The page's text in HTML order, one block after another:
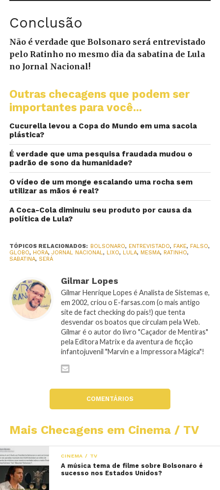
Conclusão
Não é verdade que Bolsonaro será entrevistado
pelo Ratinho no mesmo dia da sabatina de Lula
no Jornal Nacional!
Outras checagens que podem ser
importantes para você...
Cucurella levou a Copa do Mundo em uma sacola
plástica?
É verdade que uma pesquisa fraudada mudou o
padrão de sono da humanidade?
O vídeo de um monge escalando uma rocha sem
utilizar as mãos é real?
A Coca-Cola diminuiu seu produto por causa da
política de Lula?
TÓPICOS RELACIONADOS: BOLSONARO, ENTREVISTADO, FAKE, FALSO,
GLOBO, HORA, JORNAL NACIONAL, LIXO, LULA, MESMA, RATINHO,
SABATINA, SERÁ
Gilmar Lopes
Gilmar Henrique Lopes é Analista de Sistemas e,
em 2002, criou o E-farsas.com (o mais antigo
site de fact checking do país!) que tenta
desvendar os boatos que circulam pela Web.
Gilmar é o autor do livro "Caçador de Mentiras"
pela Editora Matrix e da aventura de ficção
infantojuvenil "Marvin e a Impressora Mágica"!
COMENTÁRIOS
Mais Checagens em Cinema / TV
CINEMA / TV
A música tema de filme sobre Bolsonaro é
sucesso nos Estados Unidos?